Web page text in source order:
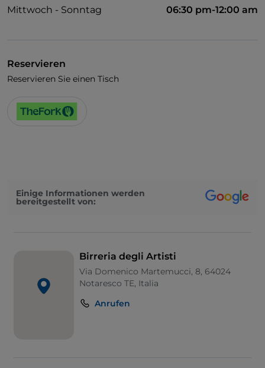
Mittwoch - Sonntag
06:30 pm-12:00 am
Reservieren
Reservieren Sie einen Tisch
Einige Informationen werden
bereitgestellt von:
Birreria degli Artisti
Via Domenico Martemucci, 8, 64024
Notaresco TE, Italia
Anrufen